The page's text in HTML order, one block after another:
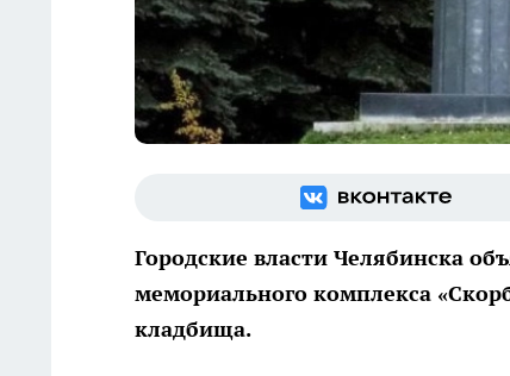
Городские власти Челябинска
мемориального комплекса
кладбища.